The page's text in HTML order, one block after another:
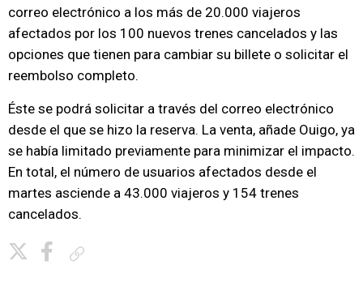
correo electrónico a los más de 20.000 viajeros
afectados por los 100 nuevos trenes cancelados y las
opciones que tienen para cambiar su billete o solicitar el
reembolso completo.
Éste se podrá solicitar a través del correo electrónico
desde el que se hizo la reserva. La venta, añade Ouigo, ya
se había limitado previamente para minimizar el impacto.
En total, el número de usuarios afectados desde el
martes asciende a 43.000 viajeros y 154 trenes
cancelados.